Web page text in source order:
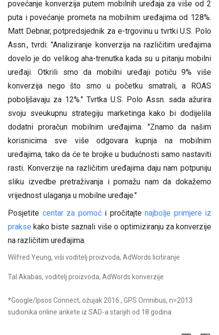
povećanje konverzija putem mobilnih uređaja za više od 2
puta i povećanje prometa na mobilnim uređajima od 128%.
Matt Debnar, potpredsjednik za e-trgovinu u tvrtki U.S. Polo
Assn., tvrdi: "Analiziranje konverzija na različitim uređajima
dovelo je do velikog aha-trenutka kada su u pitanju mobilni
uređaji. Otkrili smo da mobilni uređaji potiču 9% više
konverzija nego što smo u početku smatrali, a ROAS
poboljšavaju za 12%." Tvrtka U.S. Polo Assn. sada ažurira
svoju sveukupnu strategiju marketinga kako bi dodijelila
dodatni proračun mobilnim uređajima. "Znamo da našim
korisnicima sve više odgovara kupnja na mobilnim
uređajima, tako da će te brojke u budućnosti samo nastaviti
rasti. Konverzije na različitim uređajima daju nam potpuniju
sliku izvedbe pretraživanja i pomažu nam da dokažemo
vrijednost ulaganja u mobilne uređaje."
Posjetite centar za pomoći pročitajte najbolje primjere iz
prakse kako biste saznali više o optimiziranju za konverzije
na različitim uređajima.
Wilfred Yeung, viši voditelj proizvoda, AdWords licitiranje
Tal Akabas, voditelj proizvoda, AdWords konverzije
*Google/Ipsos Connect, ožujak 2016., GPS Omnibus, n=2013
sudionika online ankete iz SAD-a starijih od 18 godina